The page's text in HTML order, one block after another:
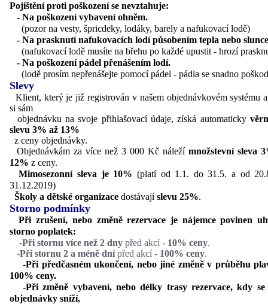
Pojištění proti poškození se nevztahuje:
- Na poškození vybavení ohněm.
(pozor na vesty, špricdeky, lodáky, barely a nafukovací lodě)
- Na prasknutí nafukovacích lodí působením tepla nebo
(nafukovací lodě musíte na břehu po každé upustit - hrozí
- Na poškození pádel přenášením lodí.
(lodě prosím nepřenášejte pomocí pádel - pádla se snadno
Slevy
Klient, který je již registrován v našem objednávkovém systému
si sám
objednávku na svoje přihlašovací údaje, získá automaticky
slevu 3% až 13%
z ceny objednávky.
Objednávkám za více než 3 000 Kč náležímnožstevní sleva
12% z ceny.
Mimosezonní sleva je 10% (platí od 1.1. do 31.5. a od
31.12.2019)
Školy a dětské organizace dostávajíslevu 25%.
Storno podmínky
Při zrušení, nebo změně rezervace je nájemce povinen
storno poplatek:
-Při stornu více než 2 dny před akcí - 10% ceny.
-Při stornu 2 a méně dnípřed akcí - 100% ceny.
-Při předčasném ukončení, nebo jiné změně v průběhu
100% ceny.
-Při změně vybavení, nebo délky trasy rezervace, kdy se
objednávky sníží,